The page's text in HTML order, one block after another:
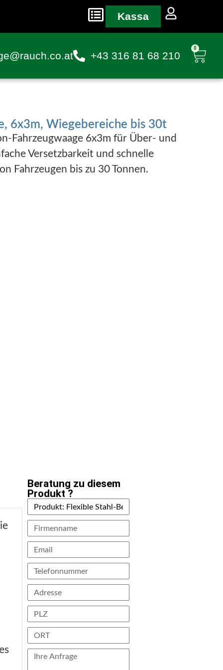
Kassa
+43 316 81 68 210
0
6x3m, Wiegebereiche bis 30t
Fahrzeugwaage 6x3m für Über- und
Versetzbarkeit und schnelle
Fahrzeugen bis zu 30 Tonnen.
Beratung zu diesem
Produkt ?